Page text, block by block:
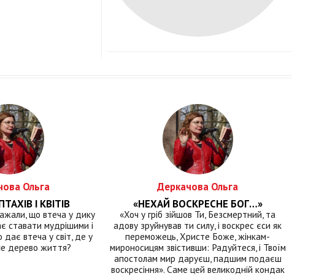
Ольга
І КВІТІВ
що втеча у дику
ставати мудрішими і
дає втеча у світ, де у
дерево життя?
Деркачова Ольга
«НЕХАЙ ВОСКРЕСНЕ БОГ…»
«Хоч у гріб зійшов Ти, Безсмертний, та
адову зруйнував ти силу, і воскрес єси як
переможець, Христе Боже, жінкам-
мироносицям звістивши: Радуйтеся, і Твоїм
апостолам мир даруєш, падшим подаєш
воскресіння». Саме цей великодній кондак